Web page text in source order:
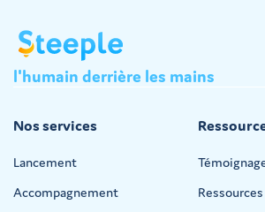
l'humain derrière les mains
Nos services
Lancement
Accompagnement
Ressources